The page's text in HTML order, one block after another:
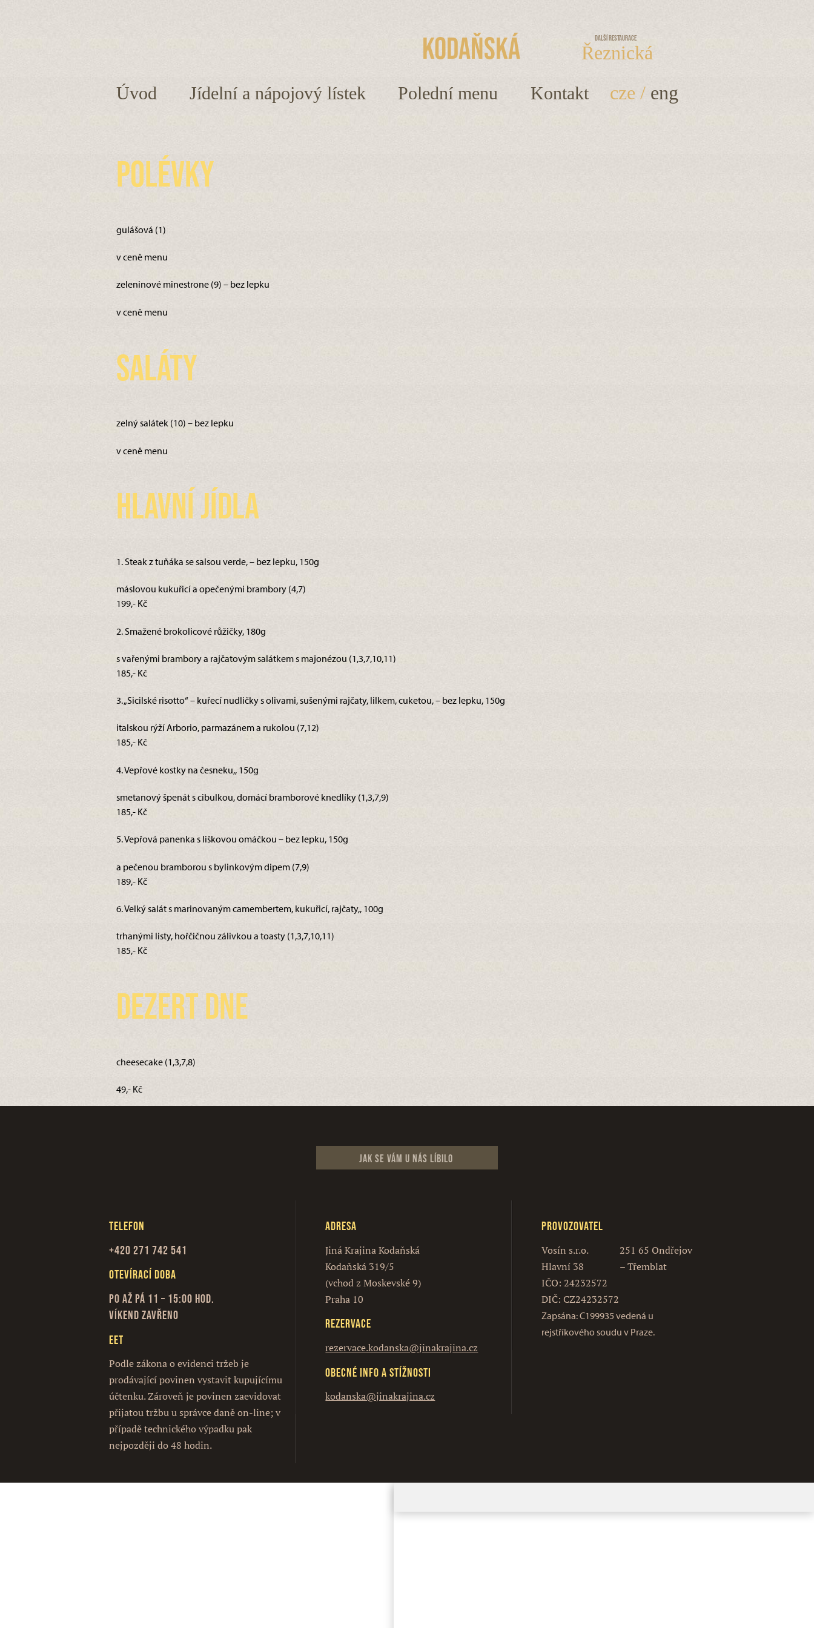
Kodaňská Další restaurace
Řeznická
Úvod Jídelní a nápojový lístek Polední menu Kontakt cze / eng
Polévky
gulášová (1)
v ceně menu
zeleninové minestrone (9) – bez lepku
v ceně menu
Saláty
zelný salátek (10) – bez lepku
v ceně menu
Hlavní jídla
1. Steak z tuňáka se salsou verde, – bez lepku, 150g
máslovou kukuřicí a opečenými brambory (4,7)
199,- Kč
2. Smažené brokolicové růžičky, 180g
s vařenými brambory a rajčatovým salátkem s majonézou (1,3,7,10,11)
185,- Kč
3. „Sicilské risotto“ – kuřecí nudličky s olivami, sušenými rajčaty, lilkem, cuketou, – bez lepku, 150g
italskou rýží Arborio, parmazánem a rukolou (7,12)
185,- Kč
4. Vepřové kostky na česneku,, 150g
smetanový špenát s cibulkou, domácí bramborové knedlíky (1,3,7,9)
185,- Kč
5. Vepřová panenka s liškovou omáčkou – bez lepku, 150g
a pečenou bramborou s bylinkovým dipem (7,9)
189,- Kč
6. Velký salát s marinovaným camembertem, kukuřicí, rajčaty,, 100g
trhanými listy, hořčičnou zálivkou a toasty (1,3,7,10,11)
185,- Kč
Dezert dne
cheesecake (1,3,7,8)
49,- Kč
Jak se vám u nás líbilo
Telefon
+420 271 742 541
Otevírací doba
Po až Pá 11 – 15:00 hod.
Víkend zavřeno
EET
Podle zákona o evidenci tržeb je
prodávající povinen vystavit kupujícímu
účtenku. Zároveň je povinen zaevidovat
přijatou tržbu u správce daně on-line; v
případě technického výpadku pak
nejpozději do 48 hodin.
Adresa
Jiná Krajina Kodaňská
Kodaňská 319/5
(vchod z Moskevské 9)
Praha 10
Rezervace
rezervace.kodanska@jinakrajina.cz
Obecné info a stížnosti
kodanska@jinakrajina.cz
Provozovatel
Vosín s.r.o.
Hlavní 38
251 65 Ondřejov
– Třemblat
IČO: 24232572
DIČ: CZ24232572
Zapsána: C199935 vedená u
rejstříkového soudu v Praze.